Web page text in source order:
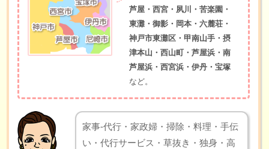
芦屋・西宮・夙川・苦楽園・
東灘・御影・岡本・六麓荘・
神戸市東灘区・甲南山手・摂
津本山・西山町・芦屋浜・南
芦屋浜・西宮浜・伊丹・宝塚
など。
家事-代行・家政婦・掃除・料理・手伝
い・代行サービス・草抜き・独身・高